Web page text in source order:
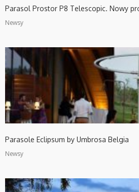
Parasol Prostor P8 Telescopic. Nowy
Newsy
Parasole Eclipsum by Umbrosa Belgia
Newsy